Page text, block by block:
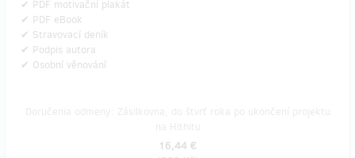
✔ PDF motivační plakát
✔ PDF eBook
✔ Stravovací deník
✔ Podpis autora
✔ Osobní věnování
16,44 €